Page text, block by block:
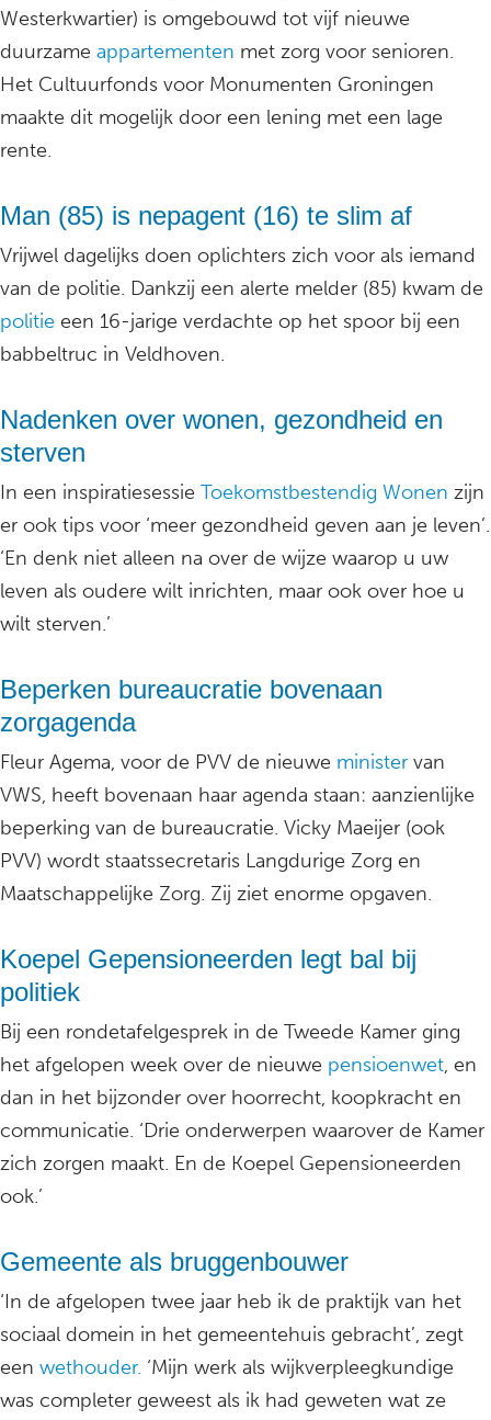
Westerkwartier) is omgebouwd tot vijf nieuwe
duurzame appartementen met zorg voor senioren.
Het Cultuurfonds voor Monumenten Groningen
maakte dit mogelijk door een lening met een lage
rente.
Man (85) is nepagent (16) te slim af
Vrijwel dagelijks doen oplichters zich voor als iemand
van de politie. Dankzij een alerte melder (85) kwam de
politie een 16-jarige verdachte op het spoor bij een
babbeltruc in Veldhoven.
Nadenken over wonen, gezondheid en
sterven
In een inspiratiesessie Toekomstbestendig Wonen zijn
er ook tips voor ‘meer gezondheid geven aan je leven’.
‘En denk niet alleen na over de wijze waarop u uw
leven als oudere wilt inrichten, maar ook over hoe u
wilt sterven.’
Beperken bureaucratie bovenaan
zorgagenda
Fleur Agema, voor de PVV de nieuwe minister van
VWS, heeft bovenaan haar agenda staan: aanzienlijke
beperking van de bureaucratie. Vicky Maeijer (ook
PVV) wordt staatssecretaris Langdurige Zorg en
Maatschappelijke Zorg. Zij ziet enorme opgaven.
Koepel Gepensioneerden legt bal bij
politiek
Bij een rondetafelgesprek in de Tweede Kamer ging
het afgelopen week over de nieuwe pensioenwet, en
dan in het bijzonder over hoorrecht, koopkracht en
communicatie. ‘Drie onderwerpen waarover de Kamer
zich zorgen maakt. En de Koepel Gepensioneerden
ook.’
Gemeente als bruggenbouwer
‘In de afgelopen twee jaar heb ik de praktijk van het
sociaal domein in het gemeentehuis gebracht’, zegt
een wethouder. ‘Mijn werk als wijkverpleegkundige
was completer geweest als ik had geweten wat ze